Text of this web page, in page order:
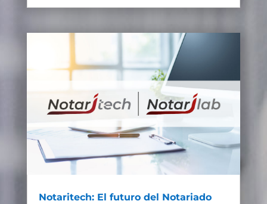
Notaritech: El futuro del Notariado